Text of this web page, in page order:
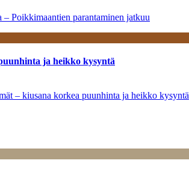
Poikkimaantien parantaminen jatkuu
ja heikko kysyntä
– kiusana korkea puunhinta ja heikko kysyntä